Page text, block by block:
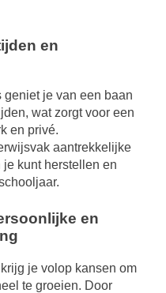
en
je van een baan
wat zorgt voor een
en privé.
aantrekkelijke
kunt herstellen en
en
je volop kansen om
te groeien. Door